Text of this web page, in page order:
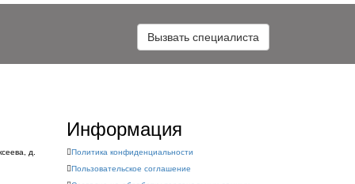
Вызвать специалиста
д.
Информация
Политика конфиденциальности
Пользовательское соглашение